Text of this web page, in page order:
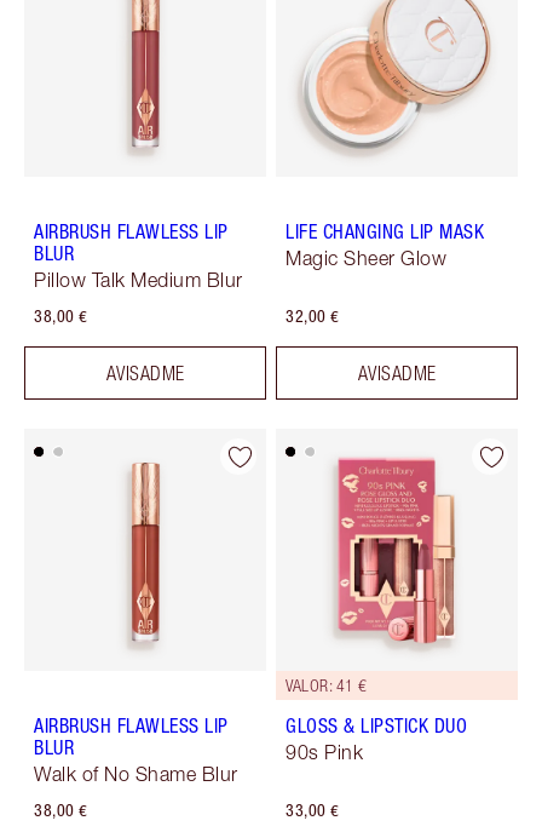
AIRBRUSH FLAWLESS LIP
BLUR
Pillow Talk Medium Blur
38,00 €
AVISADME
LIFE CHANGING LIP MASK
Magic Sheer Glow
32,00 €
AVISADME
AIRBRUSH FLAWLESS LIP
BLUR
Walk of No Shame Blur
38,00 €
VALOR: 41 €
GLOSS & LIPSTICK DUO
90s Pink
33,00 €